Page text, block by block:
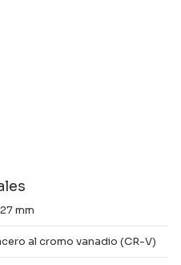
mm
al cromo vanadio (CR-V)